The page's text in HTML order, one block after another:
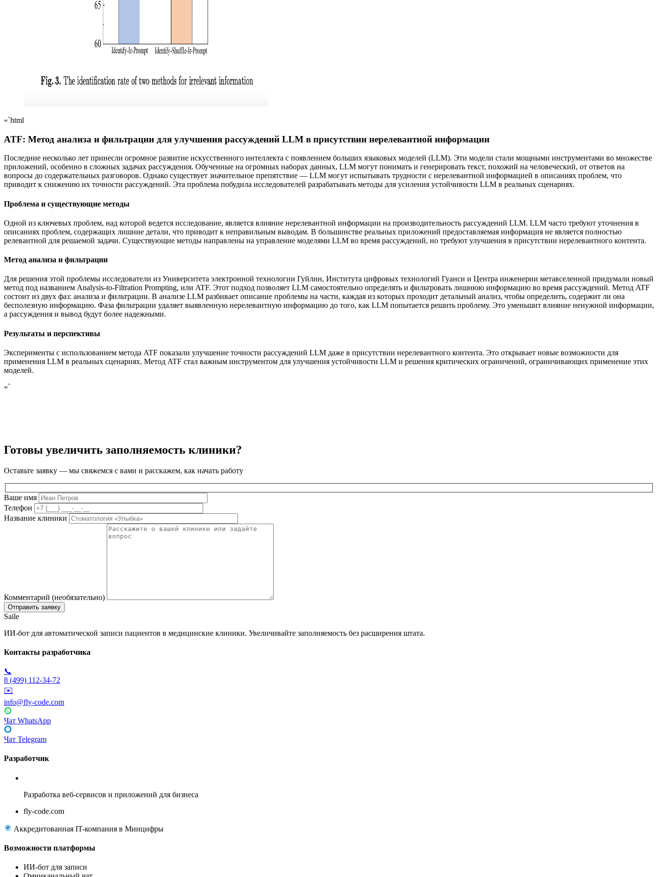
«`html
ATF: Метод анализа и фильтрации для улучшения рассуждений LLM в присутствии нерелевантной информации
Последние несколько лет принесли огромное развитие искусственного интеллекта с появлением больших языковых моделей (LLM). Эти модели стали мощными инструментами во множестве
приложений, особенно в сложных задачах рассуждения. Обученные на огромных наборах данных, LLM могут понимать и генерировать текст, похожий на человеческий, от ответов на
вопросы до содержательных разговоров. Однако существует значительное препятствие — LLM могут испытывать трудности с нерелевантной информацией в описаниях проблем, что
приводит к снижению их точности рассуждений. Эта проблема побудила исследователей разрабатывать методы для усиления устойчивости LLM в реальных сценариях.
Проблема и существующие методы
Одной из ключевых проблем, над которой ведется исследование, является влияние нерелевантной информации на производительность рассуждений LLM. LLM часто требуют уточнения в
описаниях проблем, содержащих лишние детали, что приводит к неправильным выводам. В большинстве реальных приложений предоставляемая информация не является полностью
релевантной для решаемой задачи. Существующие методы направлены на управление моделями LLM во время рассуждений, но требуют улучшения в присутствии нерелевантного контента.
Метод анализа и фильтрации
Для решения этой проблемы исследователи из Университета электронной технологии Гуйлин, Института цифровых технологий Гуанси и Центра инженерии метавселенной придумали новый
метод под названием Analysis-to-Filtration Prompting, или ATF. Этот подход позволяет LLM самостоятельно определять и фильтровать лишнюю информацию во время рассуждений. Метод ATF
состоит из двух фаз: анализа и фильтрации. В анализе LLM разбивает описание проблемы на части, каждая из которых проходит детальный анализ, чтобы определить, содержит ли она
бесполезную информацию. Фаза фильтрации удаляет выявленную нерелевантную информацию до того, как LLM попытается решить проблему. Это уменьшит влияние ненужной информации,
а рассуждения и вывод будут более надежными.
Результаты и перспективы
Эксперименты с использованием метода ATF показали улучшение точности рассуждений LLM даже в присутствии нерелевантного контента. Это открывает новые возможности для
применения LLM в реальных сценариях. Метод ATF стал важным инструментом для улучшения устойчивости LLM и решения критических ограничений, ограничивающих применение этих
моделей.
«`
Готовы увеличить заполняемость клиники?
Оставьте заявку — мы свяжемся с вами и расскажем, как начать работу
Ваше имя
Телефон
Название клиники
Комментарий (необязательно)
Saile
ИИ-бот для автоматической записи пациентов в медицинские клиники. Увеличивайте заполняемость без расширения штата.
Контакты разработчика
📞
8 (499) 112-34-72
✉️
info@fly-code.com
Чат WhatsApp
Чат Telegram
Разработчик
Разработка веб-сервисов и приложений для бизнеса
fly-code.com
Аккредитованная IT-компания в Минцифры
Возможности платформы
ИИ-бот для записи